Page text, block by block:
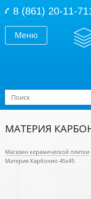
Меню
8 (861) 20-11-
Форма поиска
Поиск
МАТЕРИЯ
Магазин керамической плитки
Материя Карбонио 45x45